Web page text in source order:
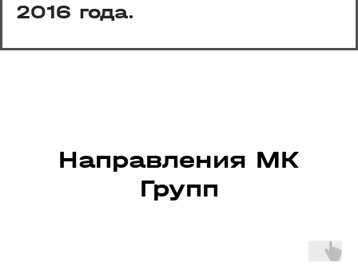
2016 года.
Направления МК
Групп